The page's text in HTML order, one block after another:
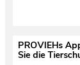
PROVIEHs
Sie die